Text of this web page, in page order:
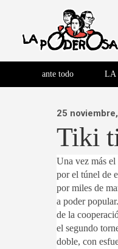
La
brazo literario del
La
Revista de cultura
ante todo LA
25
Tiki
Una vez más el
por el túnel de
por miles de
a poder
de la
el segundo
doble, con